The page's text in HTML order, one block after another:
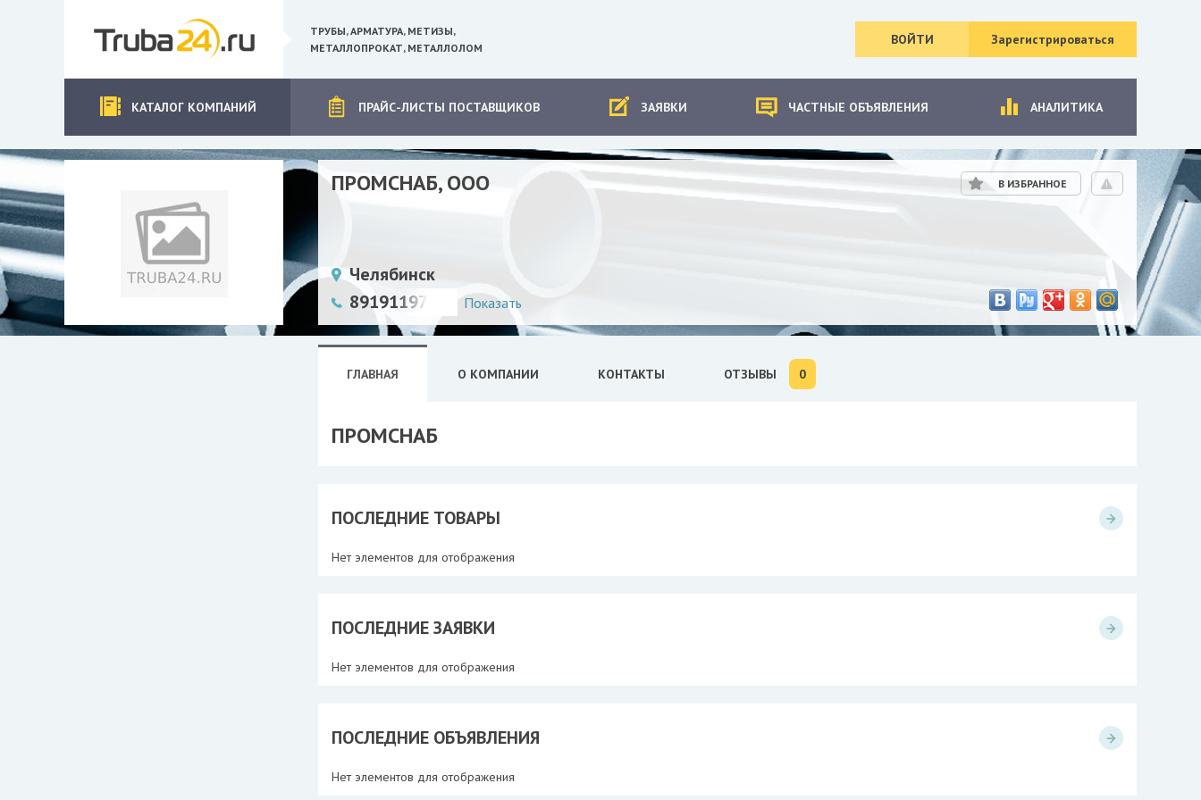
ТРУБЫ, АРМАТУРА, МЕТИЗЫ,
МЕТАЛЛОПРОКАТ, МЕТАЛЛОЛОМ
ВОЙТИ Зарегистрироваться
КАТАЛОГ КОМПАНИЙ ПРАЙС-ЛИСТЫ ПОСТАВЩИКОВ ЗАЯВКИ ЧАСТНЫЕ ОБЪЯВЛЕНИЯ АНАЛИТИКА
ПРОМСНАБ, ООО
Челябинск
89191197440
Показать
В ИЗБРАННОЕ
ГЛАВНАЯ О КОМПАНИИ КОНТАКТЫ ОТЗЫВЫ 0
ПРОМСНАБ
ПОСЛЕДНИЕ ТОВАРЫ
Нет элементов для отображения
ПОСЛЕДНИЕ ЗАЯВКИ
Нет элементов для отображения
ПОСЛЕДНИЕ ОБЪЯВЛЕНИЯ
Нет элементов для отображения